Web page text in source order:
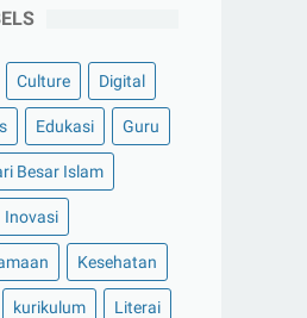
Culture Digital
Edukasi Guru
Besar Islam
Inovasi
Kesehatan
kurikulum Literai